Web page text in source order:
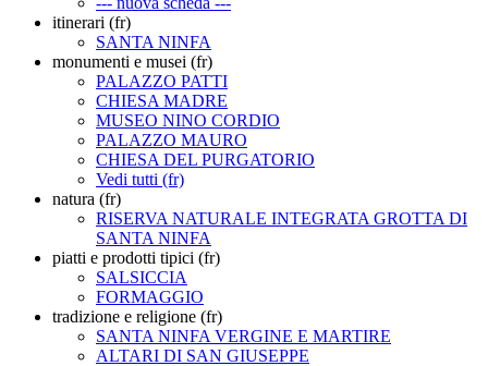
itinerari (fr)
SANTA NINFA
monumenti e musei (fr)
PALAZZO PATTI
CHIESA MADRE
MUSEO NINO CORDIO
PALAZZO MAURO
CHIESA DEL PURGATORIO
Vedi tutti (fr)
natura (fr)
RISERVA NATURALE INTEGRATA GROTTA DI
SANTA NINFA
piatti e prodotti tipici (fr)
SALSICCIA
FORMAGGIO
tradizione e religione (fr)
SANTA NINFA VERGINE E MARTIRE
ALTARI DI SAN GIUSEPPE